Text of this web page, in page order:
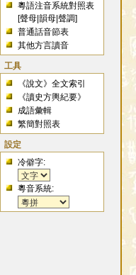
粵語注音系統對照表
[聲母 |韻母 |聲調]
普通話音節表
其他方言讀音
工具
《說文》全文索引
《讀史方輿紀要》
成語彙輯
繁簡對照表
設定
冷僻字:
粵音系統: